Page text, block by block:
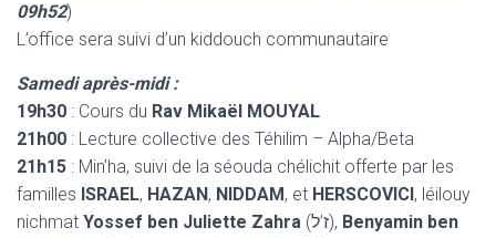
09h52)
L’office sera suivi d’un kiddouch communautaire
Samedi après-midi :
19h30 : Cours du Rav Mikaël MOUYAL
21h00 : Lecture collective des Téhilim – Alpha/Beta
21h15 : Min’ha, suivi de la séouda chélichit offerte par les
familles ISRAEL, HAZAN, NIDDAM, et HERSCOVICI, léilouy
nichmat Yossef ben Juliette Zahra (ז’ל), Benyamin ben